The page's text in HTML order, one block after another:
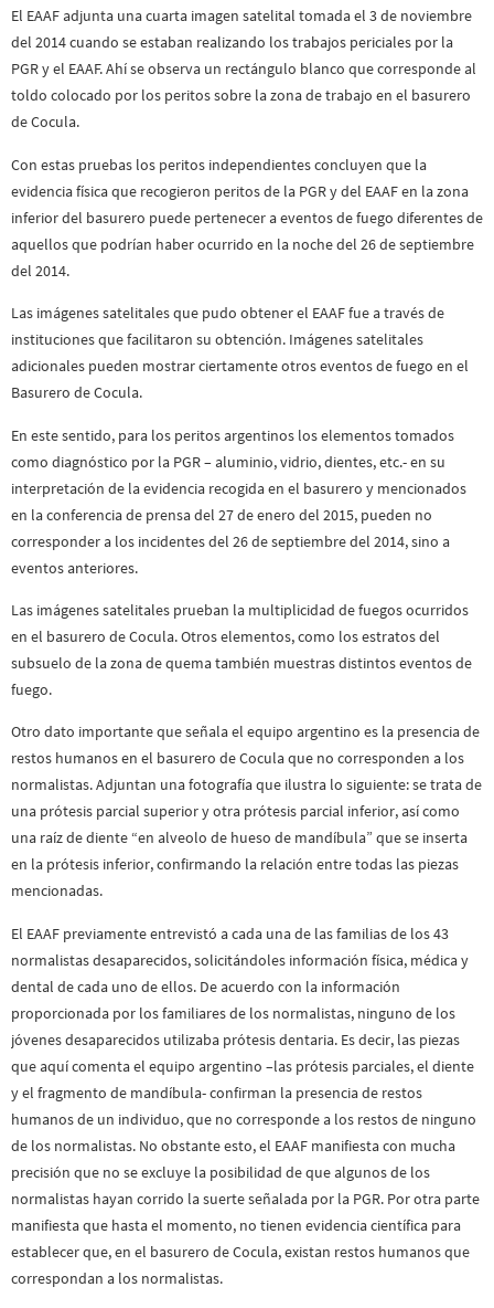
El EAAF adjunta una cuarta imagen satelital tomada el 3 de noviembre
del 2014 cuando se estaban realizando los trabajos periciales por la
PGR y el EAAF. Ahí se observa un rectángulo blanco que corresponde al
toldo colocado por los peritos sobre la zona de trabajo en el basurero
de Cocula.
Con estas pruebas los peritos independientes concluyen que la
evidencia física que recogieron peritos de la PGR y del EAAF en la zona
inferior del basurero puede pertenecer a eventos de fuego diferentes de
aquellos que podrían haber ocurrido en la noche del 26 de septiembre
del 2014.
Las imágenes satelitales que pudo obtener el EAAF fue a través de
instituciones que facilitaron su obtención. Imágenes satelitales
adicionales pueden mostrar ciertamente otros eventos de fuego en el
Basurero de Cocula.
En este sentido, para los peritos argentinos los elementos tomados
como diagnóstico por la PGR – aluminio, vidrio, dientes, etc.- en su
interpretación de la evidencia recogida en el basurero y mencionados
en la conferencia de prensa del 27 de enero del 2015, pueden no
corresponder a los incidentes del 26 de septiembre del 2014, sino a
eventos anteriores.
Las imágenes satelitales prueban la multiplicidad de fuegos ocurridos
en el basurero de Cocula. Otros elementos, como los estratos del
subsuelo de la zona de quema también muestras distintos eventos de
fuego.
Otro dato importante que señala el equipo argentino es la presencia de
restos humanos en el basurero de Cocula que no corresponden a los
normalistas. Adjuntan una fotografía que ilustra lo siguiente: se trata de
una prótesis parcial superior y otra prótesis parcial inferior, así como
una raíz de diente “en alveolo de hueso de mandíbula” que se inserta
en la prótesis inferior, confirmando la relación entre todas las piezas
mencionadas.
El EAAF previamente entrevistó a cada una de las familias de los 43
normalistas desaparecidos, solicitándoles información física, médica y
dental de cada uno de ellos. De acuerdo con la información
proporcionada por los familiares de los normalistas, ninguno de los
jóvenes desaparecidos utilizaba prótesis dentaria. Es decir, las piezas
que aquí comenta el equipo argentino –las prótesis parciales, el diente
y el fragmento de mandíbula- confirman la presencia de restos
humanos de un individuo, que no corresponde a los restos de ninguno
de los normalistas. No obstante esto, el EAAF manifiesta con mucha
precisión que no se excluye la posibilidad de que algunos de los
normalistas hayan corrido la suerte señalada por la PGR. Por otra parte
manifiesta que hasta el momento, no tienen evidencia científica para
establecer que, en el basurero de Cocula, existan restos humanos que
correspondan a los normalistas.